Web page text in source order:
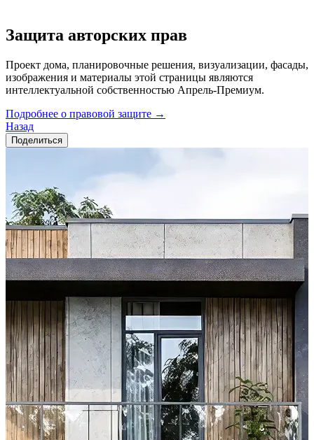
Защита авторских прав
Проект дома, планировочные решения, визуализации, фасады,
изображения и материалы этой страницы являются
интеллектуальной собственностью Апрель-Премиум.
Подробнее о правовой защите →
Назад
Поделиться